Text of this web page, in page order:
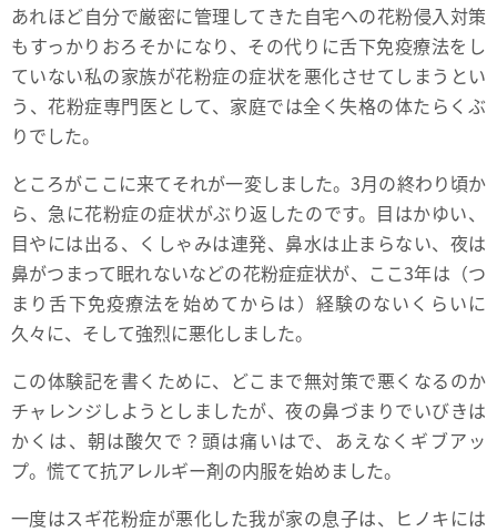
あれほど自分で厳密に管理してきた自宅への花粉侵入対策
もすっかりおろそかになり、その代りに舌下免疫療法をし
ていない私の家族が花粉症の症状を悪化させてしまうとい
う、花粉症専門医として、家庭では全く失格の体たらくぶ
りでした。
ところがここに来てそれが一変しました。3月の終わり頃か
ら、急に花粉症の症状がぶり返したのです。目はかゆい、
目やには出る、くしゃみは連発、鼻水は止まらない、夜は
鼻がつまって眠れないなどの花粉症症状が、ここ3年は（つ
まり舌下免疫療法を始めてからは）経験のないくらいに
久々に、そして強烈に悪化しました。
この体験記を書くために、どこまで無対策で悪くなるのか
チャレンジしようとしましたが、夜の鼻づまりでいびきは
かくは、朝は酸欠で？頭は痛いはで、あえなくギブアッ
プ。慌てて抗アレルギー剤の内服を始めました。
一度はスギ花粉症が悪化した我が家の息子は、ヒノキには